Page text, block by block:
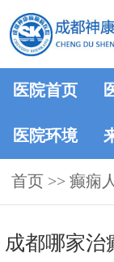
医院首页
医院环境
首页 >> 癫痫
成都哪家治